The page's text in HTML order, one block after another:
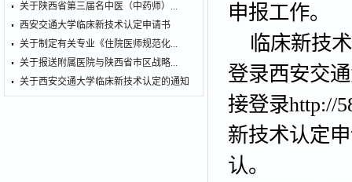
关于陕西省第三届名中医（中药师）...
西安交通大学临床新技术认定申请书
关于制定有关专业《住院医师规范化...
关于报送附属医院与陕西省市区战略...
关于西安交通大学临床新技术认定的通知
申报工作。
临床新技术
登录西安交
接登录http://
新技术认定
认。